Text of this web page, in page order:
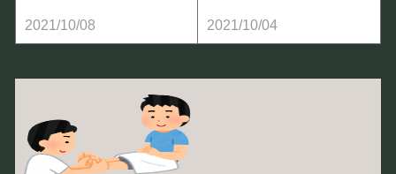
2021/10/08 2021/10/04